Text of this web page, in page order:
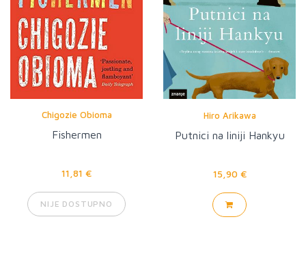
Chigozie Obioma
Fishermen
11,81 €
NIJE DOSTUPNO
Hiro Arikawa
Putnici na liniji Hankyu
15,90 €